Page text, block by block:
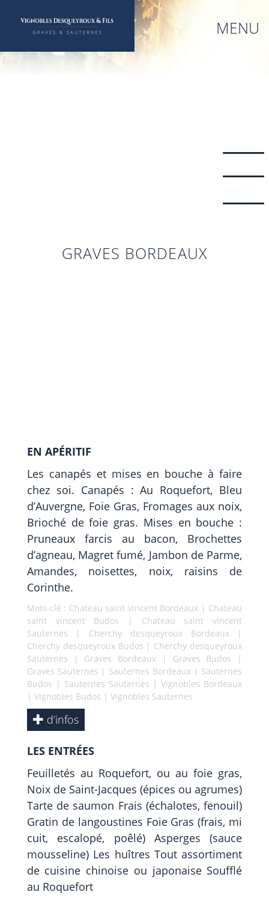
MENU
GRAVES BORDEAUX
EN APÉRITIF
Les canapés et mises en bouche à faire
chez soi. Canapés : Au Roquefort, Bleu
d’Auvergne, Foie Gras, Fromages aux noix,
Brioché de foie gras. Mises en bouche :
Pruneaux farcis au bacon, Brochettes
d’agneau, Magret fumé, Jambon de Parme,
Amandes, noisettes, noix, raisins de
Corinthe.
Mots-clé : Chateau saint vincent Bordeaux | Chateau
saint vincent Budos | Chateau saint vincent
Sauternes | Cherchy desqueyroux Bordeaux|
Cherchy desqueyroux Budos | Cherchy desqueyroux
Sauternes | Graves Bordeaux | Graves Budos |
Graves Sauternes | Sauternes Bordeaux| Sauternes
Budos | Sauternes Sauternes |Vignobles Bordeaux
| Vignobles Budos | Vignobles Sauternes
d’infos
LES ENTRÉES
Feuilletés au Roquefort, ou au foie gras,
Noix de Saint-Jacques (épices ou agrumes)
Tarte de saumon Frais (échalotes, fenouil)
Gratin de langoustines Foie Gras (frais, mi
cuit, escalopé, poêlé) Asperges (sauce
mousseline) Les huîtres Tout assortiment
de cuisine chinoise ou japonaise Soufflé
au Roquefort